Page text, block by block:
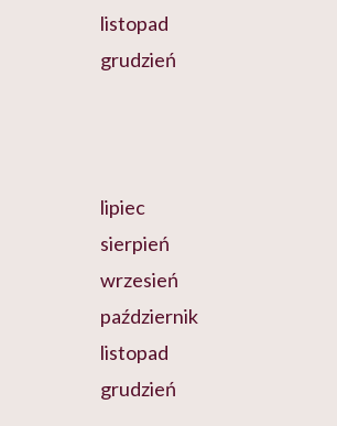
listopad
grudzień
lipiec
sierpień
wrzesień
październik
listopad
grudzień